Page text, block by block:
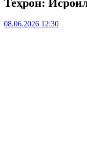
Теҳрон:
08.06.2026 12:30